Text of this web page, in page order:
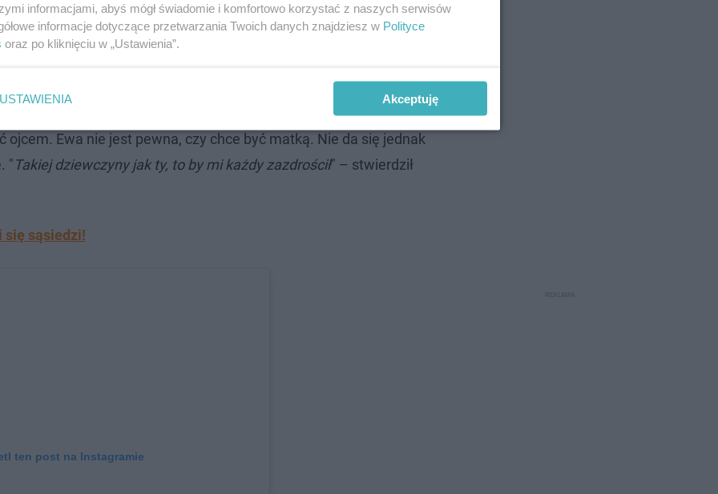
zaprosił Ewę na randkę. Para spędziła razem czas na sali
nerwy na parkiecie! "Wyszła podczas naszego tańca moja
niecierpliwy i spinam się, gdy mi nie wychodzi
Ewa nie jest pewna, czy chce być matką. Nie da się jednak
" Takiej dziewczyny jak ty, to by mi każdy zazdrościł" – stwierdził
się sąsiedzi!
ten post na Instagramie
informacjami, abyś mógł świadomie i komfortowo korzystać z naszych serwisów
informacje dotyczące przetwarzania Twoich danych znajdziesz w Polityce
oraz po kliknięciu w „Ustawienia”.
USTAWIENIA Akceptuję